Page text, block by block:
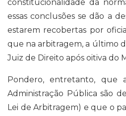
constitucionalidade da
essas conclusões se dão a
estarem recobertas por
que na arbitragem, a último
Juiz de Direito após oitiva do
Pondero, entretanto, que
Administração Pública são
Lei de Arbitragem) e que o